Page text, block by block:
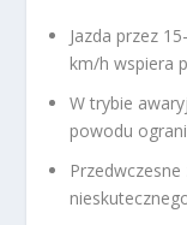
Jazda przez
km/h wspiera
W trybie
powodu